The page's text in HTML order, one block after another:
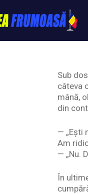
Sub
câteva
mână,
din
— „Ești
Am
— „Nu.
În